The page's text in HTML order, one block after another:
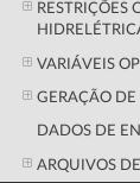
RESTRIÇÕES
VARIÁVEIS
GERAÇÃO DE
DADOS DE
ARQUIVOS